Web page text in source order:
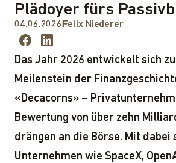
Plädoyer fürs
04.06.2026 Felix Niederer
Das Jahr 2026 entwickelt sich
Meilenstein der
«Decacorns» –
Bewertung von über zehn
drängen an die Börse. Mit dabei
Unternehmen wie SpaceX,